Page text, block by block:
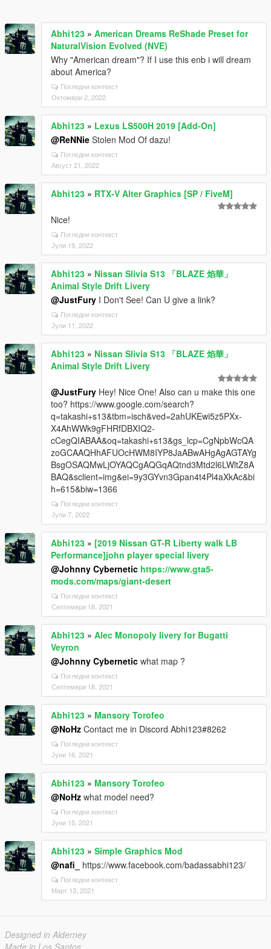
Abhi123 » American Dreams ReShade Preset for
NaturalVision Evolved (NVE)
Why "American dream"? If I use this enb i will dream
about America?
Погледни контекст
Октомври 2, 2022
Abhi123 » Lexus LS500H 2019 [Add-On]
@ReNNie Stolen Mod Of dazu!
Погледни контекст
Август 21, 2022
Abhi123 » RTX-V Alter Graphics [SP / FiveM]
Nice!
Погледни контекст
Јули 19, 2022
Abhi123 » Nissan Slivia S13 「BLAZE 焰華」
Animal Style Drift Livery
@JustFury I Don't See! Can U give a link?
Погледни контекст
Јули 11, 2022
Abhi123 » Nissan Slivia S13 「BLAZE 焰華」
Animal Style Drift Livery
@JustFury Hey! Nice One! Also can u make this one
too? https://www.google.com/search?
q=takashi+s13&tbm=isch&ved=2ahUKEwi5z5PXx-
X4AhWWk9gFHRfDBXIQ2-
cCegQIABAA&oq=takashi+s13&gs_lcp=CgNpbWcQA
zoGCAAQHhAFUOcHWM8IYP8JaABwAHgAgAGTAYg
BsgOSAQMwLjOYAQCgAQGqAQtnd3Mtd2l6LWltZ8A
BAQ&sclient=img&ei=9y3GYvn3Gpan4t4Pl4aXkAc&bi
h=615&biw=1366
Погледни контекст
Јули 7, 2022
Abhi123 » [2019 Nissan GT-R Liberty walk LB
Performance]john player special livery
@Johnny Cybernetic https://www.gta5-
mods.com/maps/giant-desert
Погледни контекст
Септември 18, 2021
Abhi123 » Alec Monopoly livery for Bugatti
Veyron
@Johnny Cybernetic what map ?
Погледни контекст
Септември 18, 2021
Abhi123 » Mansory Torofeo
@NoHz Contact me in Discord Abhi123#8262
Погледни контекст
Јуни 16, 2021
Abhi123 » Mansory Torofeo
@NoHz what model need?
Погледни контекст
Јуни 15, 2021
Abhi123 » Simple Graphics Mod
@nafi_
https://www.facebook.com/badassabhi123/
Погледни контекст
Март 13, 2021
Designed in Alderney
Made in Los Santos